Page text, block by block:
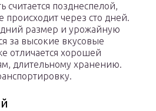
считается позднеспелой,
происходит через сто дней.
размер и урожайную
за высокие вкусовые
отличается хорошей
длительному хранению.